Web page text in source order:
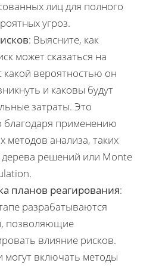
лиц для полного
угроз.
: Выясните, как
может сказаться на
какой вероятностью он
и каковы будут
затраты. Это
благодаря применению
методов анализа, таких
дерева решений или Monte
планов реагирования:
разрабатываются
позволяющие
влияние рисков.
могут включать методы